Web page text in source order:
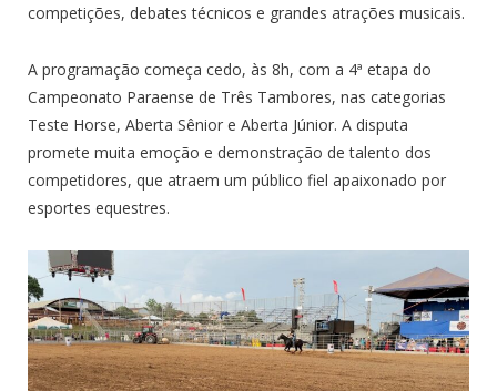
competições, debates técnicos e grandes atrações musicais.
A programação começa cedo, às 8h, com a 4ª etapa do
Campeonato Paraense de Três Tambores, nas categorias
Teste Horse, Aberta Sênior e Aberta Júnior. A disputa
promete muita emoção e demonstração de talento dos
competidores, que atraem um público fiel apaixonado por
esportes equestres.